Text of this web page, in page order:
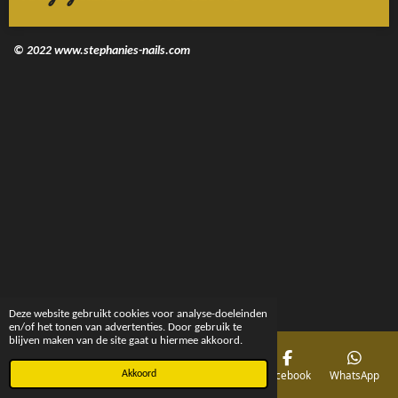
Deze website gebruikt cookies voor analyse-doeleinden
en/of het tonen van advertenties. Door gebruik te
blijven maken van de site gaat u hiermee akkoord.
Akkoord
© 2022 www.stephanies-nails.com
Telefoonnummer Facebook WhatsApp